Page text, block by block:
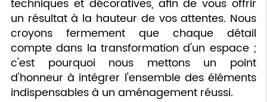
techniques et décoratives, afin de vous offrir
un résultat à la hauteur de vos attentes. Nous
croyons fermement que chaque détail
compte dans la transformation d'un espace ;
c'est pourquoi nous mettons un point
d'honneur à intégrer l'ensemble des éléments
indispensables à un aménagement réussi.